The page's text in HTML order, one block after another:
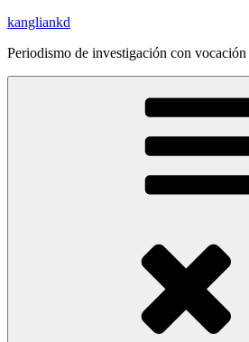
Saltar
contenido
kangliankd
Periodismo de investigación con